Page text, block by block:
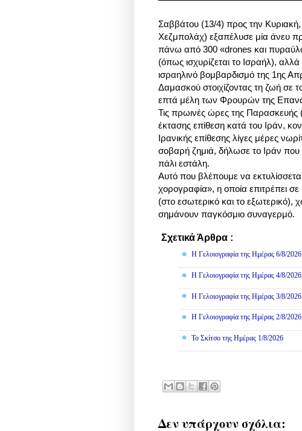
Σαββάτου (13/4) προς την Κυριακή,
Χεζμπολάχ) εξαπέλυσε μία άνευ
πάνω από 300 «drones και
(όπως ισχυρίζεται το Ισραήλ),
ισραηλινό βομβαρδισμό της 1ης
Δαμασκού στοιχίζοντας τη ζωή σε
επτά μέλη των Φρουρών της
Τις πρωινές ώρες της
έκτασης επίθεση κατά του Ιράν,
Ιρανικής επίθεσης λίγες μέρες
σοβαρή ζημιά, δήλωσε το Ιράν
πάλι εστάλη.
Αυτό που βλέπουμε να
χορογραφία», η οποία επιτρέπει
(στο εσωτερικό και το
σημάνουν παγκόσμιο συναγερμό.
Σχετικά Άρθρα :
Η Γελοιογραφία της Ημέρας 6/8/2026
Η Γελοιογραφία της Ημέρας 4/8/2026
Η Γελοιογραφία της Ημέρας 3/8/2026
Η Γελοιογραφία της Ημέρας 2/8/2026
Το Σκίτσο της Ημέρας 1/8/2026
Δεν υπάρχουν σχόλια: